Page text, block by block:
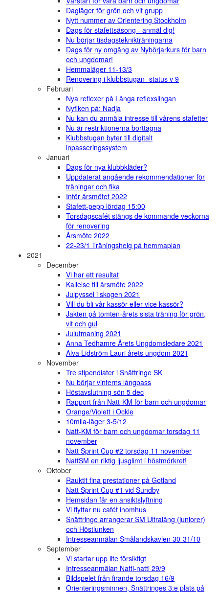
Dagläger för grön och vit grupp
Nytt nummer av Orientering Stockholm
Dags för stafettsäsong - anmäl dig!
Nu börjar tisdagsteknikträningarna
Dags för ny omgång av Nybörjarkurs för barn
och ungdomar!
Hemmaläger 11-13/3
Renovering i klubbstugan- status v 9
Februari
Nya reflexer på Långa reflexslingan
Nyfiken på: Nadja
Nu kan du anmäla intresse till vårens stafetter
Nu är restriktionerna borttagna
Klubbstugan byter till digitalt
inpasseringssystem
Januari
Dags för nya klubbkläder?
Uppdaterat angående rekommendationer för
träningar och fika
Inför årsmötet 2022
Stafett-pepp lördag 15:00
Torsdagscafét stängs de kommande veckorna
för renovering
Årsmöte 2022
22-23/1 Träningshelg på hemmaplan
2021
December
Vi har ett resultat
Kallelse till årsmöte 2022
Julpyssel i skogen 2021
Vill du bli vår kassör eller vice kassör?
Jakten på tomten-årets sista träning för grön,
vit och gul
Julutmaning 2021
Anna Tedhamre Årets Ungdomsledare 2021
Alva Lidström Lauri årets ungdom 2021
November
Tre stipendiater i Snättringe SK
Nu börjar vinterns långpass
Höstavslutning sön 5 dec
Rapport från Natt-KM för barn och ungdomar
Orange/Violett i Ockle
10mila-läger 3-5/12
Natt-KM för barn och ungdomar torsdag 11
november
Natt Sprint Cup #2 torsdag 11 november
NattSM en riktig ljusglimt i höstmörkret!
Oktober
Rauktit fina prestationer på Gotland
Natt Sprint Cup #1 vid Sundby
Hemsidan får en ansiktslyftning
Vi flyttar nu cafét inomhus
Snättringe arrangerar SM Ultralång (juniorer)
och Höstlunken
Intresseanmälan Smålandskavlen 30-31/10
September
Vi startar upp lite försiktigt
Intresseanmälan Natti-natti 29/9
Bildspelet från firande torsdag 16/9
Orienteringsminnen, Snättringes 3:e plats på